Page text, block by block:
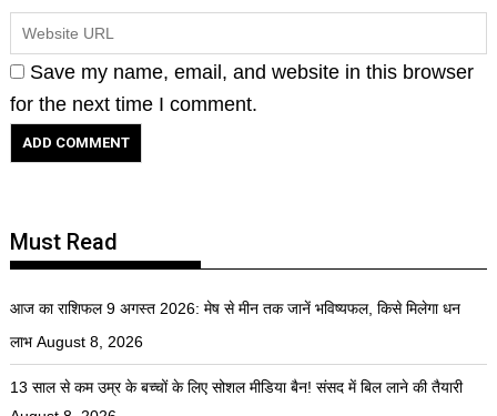
Save my name, email, and website in this browser
for the next time I comment.
Must Read
आज का राशिफल 9 अगस्त 2026: मेष से मीन तक जानें भविष्यफल, किसे मिलेगा धन
लाभ August 8, 2026
13 साल से कम उम्र के बच्चों के लिए सोशल मीडिया बैन! संसद में बिल लाने की तैयारी